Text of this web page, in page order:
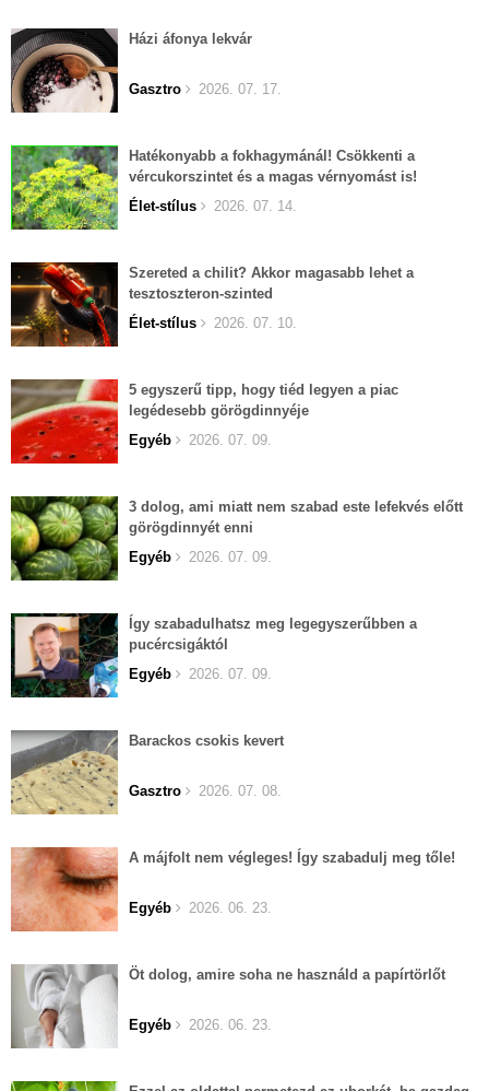
Házi áfonya lekvár
Gasztro 2026. 07. 17.
Hatékonyabb a fokhagymánál! Csökkenti a
vércukorszintet és a magas vérnyomást is!
Élet-stílus
2026. 07. 14.
Szereted a chilit? Akkor magasabb lehet a
tesztoszteron-szinted
Élet-stílus
2026. 07. 10.
5 egyszerű tipp, hogy tiéd legyen a piac
legédesebb görögdinnyéje
Egyéb
2026. 07. 09.
3 dolog, ami miatt nem szabad este lefekvés előtt
görögdinnyét enni
Egyéb
2026. 07. 09.
Így szabadulhatsz meg legegyszerűbben a
pucércsigáktól
Egyéb
2026. 07. 09.
Barackos csokis kevert
Gasztro 2026. 07. 08.
A májfolt nem végleges! Így szabadulj meg tőle!
Egyéb 2026. 06. 23.
Öt dolog, amire soha ne használd a papírtörlőt
Egyéb 2026. 06. 23.